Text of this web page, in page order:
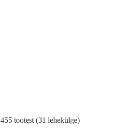
tootest (31 lehekülge)